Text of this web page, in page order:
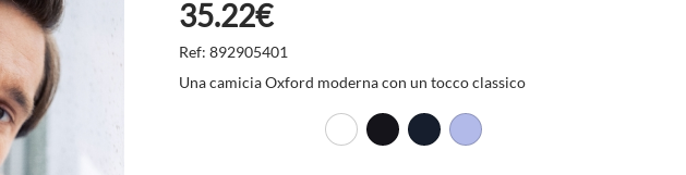
35.22€
Ref: 892905401
Una camicia Oxford moderna con un tocco classico